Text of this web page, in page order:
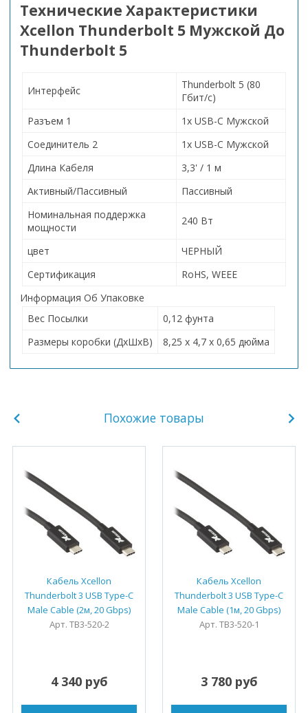
Технические Характеристики
Xcellon Thunderbolt 5 Мужской До
Thunderbolt 5
Интерфейс
Thunderbolt 5 (80
Гбит/с)
Разъем 1
1x USB-C Мужской
Соединитель 2
1x USB-C Мужской
Длина Кабеля
3,3' / 1 м
Активный/Пассивный
Пассивный
Номинальная поддержка
мощности
240 Вт
цвет
ЧЕРНЫЙ
Сертификация
RoHS, WEEE
Информация Об Упаковке
Вес Посылки
0,12 фунта
Размеры коробки (ДхШхВ)
8,25 x 4,7 x 0,65 дюйма
Похожие товары
Кабель Xcellon
Thunderbolt 3 USB Type-C
Male Cable (2м, 20 Gbps)
Арт. TB3-520-2
4 340 руб
Кабель Xcellon
Thunderbolt 3 USB Type-C
Male Cable (1м, 20 Gbps)
Арт. TB3-520-1
3 780 руб